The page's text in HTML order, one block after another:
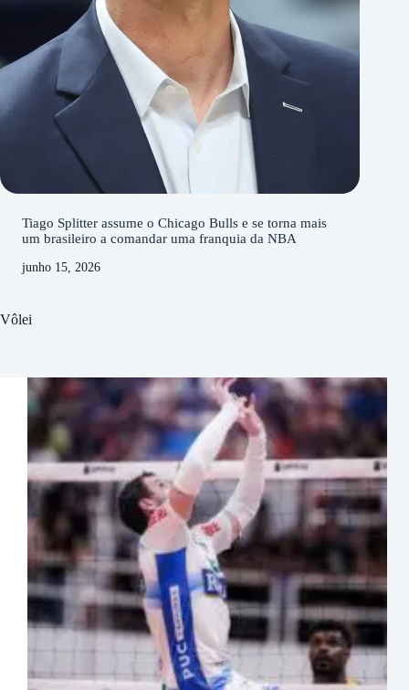
Tiago Splitter assume o Chicago Bulls e se torna mais
um brasileiro a comandar uma franquia da NBA
junho 15, 2026
Vôlei